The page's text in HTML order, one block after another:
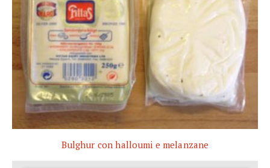
Bulghur con halloumi e melanzane